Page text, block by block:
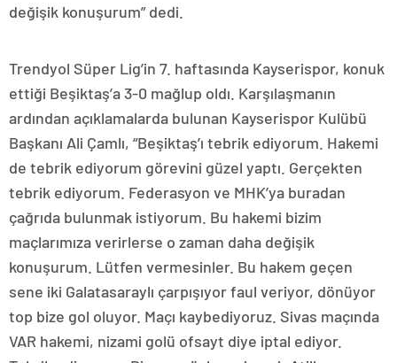
değişik konuşurum” dedi.
Trendyol Süper Lig’in 7. haftasında Kayserispor, konuk
ettiği Beşiktaş’a 3-0 mağlup oldı. Karşılaşmanın
ardından açıklamalarda bulunan Kayserispor Kulübü
Başkanı Ali Çamlı, “Beşiktaş’ı tebrik ediyorum. Hakemi
de tebrik ediyorum görevini güzel yaptı. Gerçekten
tebrik ediyorum. Federasyon ve MHK’ya buradan
çağrıda bulunmak istiyorum. Bu hakemi bizim
maçlarımıza verirlerse o zaman daha değişik
konuşurum. Lütfen vermesinler. Bu hakem geçen
sene iki Galatasaraylı çarpışıyor faul veriyor, dönüyor
top bize gol oluyor. Maçı kaybediyoruz. Sivas maçında
VAR hakemi, nizami golü ofsayt diye iptal ediyor.